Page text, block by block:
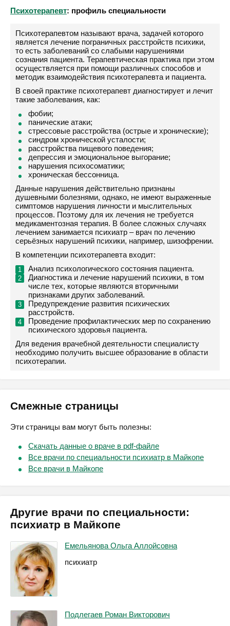
Психотерапевт: профиль специальности
Психотерапевтом называют врача, задачей которого
является лечение пограничных расстройств психики,
то есть заболеваний со слабыми нарушениями
сознания пациента. Терапевтическая практика при этом
осуществляется при помощи различных способов и
методик взаимодействия психотерапевта и пациента.
В своей практике психотерапевт диагностирует и лечит
такие заболевания, как:
фобии;
панические атаки;
стрессовые расстройства (острые и хронические);
синдром хронической усталости;
расстройства пищевого поведения;
депрессия и эмоциональное выгорание;
нарушения психосоматики;
хроническая бессонница.
Данные нарушения действительно признаны
душевными болезнями, однако, не имеют выраженные
симптомов нарушения личности и мыслительных
процессов. Поэтому для их лечения не требуется
медикаментозная терапия. В более сложных случаях
лечением занимается психиатр – врач по лечению
серьёзных нарушений психики, например, шизофрении.
В компетенции психотерапевта входит:
Анализ психологического состояния пациента.
Диагностика и лечение нарушений психики, в том
числе тех, которые являются вторичными
признаками других заболеваний.
Предупреждение развития психических
расстройств.
Проведение профилактических мер по сохранению
психического здоровья пациента.
Для ведения врачебной деятельности специалисту
необходимо получить высшее образование в области
психотерапии.
Смежные страницы
Эти страницы вам могут быть полезны:
Скачать данные о враче в pdf-файле
Все врачи по специальности психиатр в Майкопе
Все врачи в Майкопе
Другие врачи по специальности:
психиатр в Майкопе
Емельянова Ольга Аллойсовна
психиатр
Подлегаев Роман Викторович